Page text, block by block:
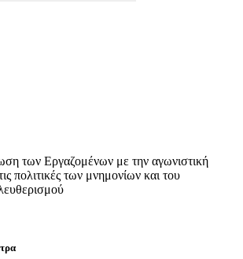
των Εργαζομένων με την αγωνιστική
πολιτικές των μνημονίων και του